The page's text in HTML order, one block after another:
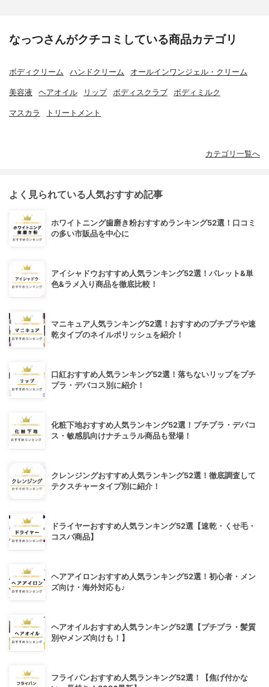
なっつさんがクチコミしている商品カテゴリ
ボディクリーム ハンドクリーム オールインワンジェル・クリーム
美容液 ヘアオイル リップ ボディスクラブ ボディミルク
マスカラ トリートメント
カテゴリ一覧へ
よく見られている人気おすすめ記事
ホワイトニング歯磨き粉おすすめランキング52選！口コミ
の多い市販品を中心に
アイシャドウおすすめ人気ランキング52選！パレット&単
色&ラメ入り商品を徹底比較！
マニキュア人気ランキング52選！おすすめのプチプラや速
乾タイプのネイルポリッシュを紹介！
口紅おすすめ人気ランキング52選！落ちないリップをプチ
プラ・デパコス別に紹介！
化粧下地おすすめ人気ランキング52選！プチプラ・デパコ
ス・敏感肌向けナチュラル商品も登場！
クレンジングおすすめ人気ランキング52選！徹底調査して
テクスチャータイプ別に紹介！
ドライヤーおすすめ人気ランキング52選【速乾・くせ毛・
コスパ商品】
ヘアアイロンおすすめ人気ランキング52選！初心者・メン
ズ向け・海外対応も♪
ヘアオイルおすすめ人気ランキング52選【プチプラ・髪質
別やメンズ向けも！】
フライパンおすすめ人気ランキング52選！【焦げ付かな